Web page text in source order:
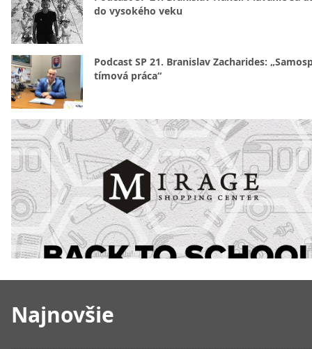
Najnovšie
do vysokého veku
Podcast SP 21. Branislav Zacharides:
tímová práca“